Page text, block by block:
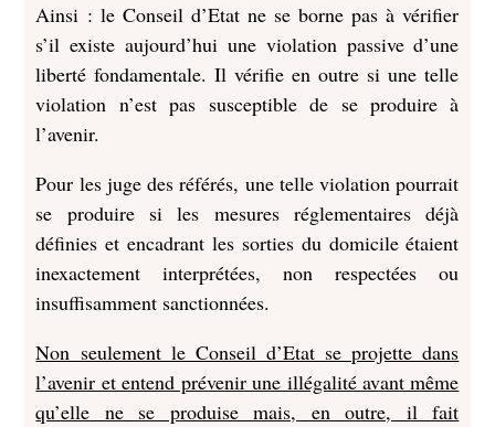
Ainsi : le Conseil d’Etat ne se borne pas à vérifier
s’il existe aujourd’hui une violation passive d’une
liberté fondamentale. Il vérifie en outre si une telle
violation n’est pas susceptible de se produire à
l’avenir.
Pour les juge des référés, une telle violation pourrait
se produire si les mesures réglementaires déjà
définies et encadrant les sorties du domicile étaient
inexactement interprétées, non respectées ou
insuffisamment sanctionnées.
Non seulement le Conseil d’Etat se projette dans
l’avenir et entend prévenir une illégalité avant même
qu’elle ne se produise mais, en outre, il fait